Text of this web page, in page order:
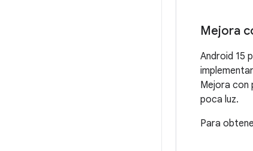
Mejora
Android 15
Mejora con
poca luz.
Para